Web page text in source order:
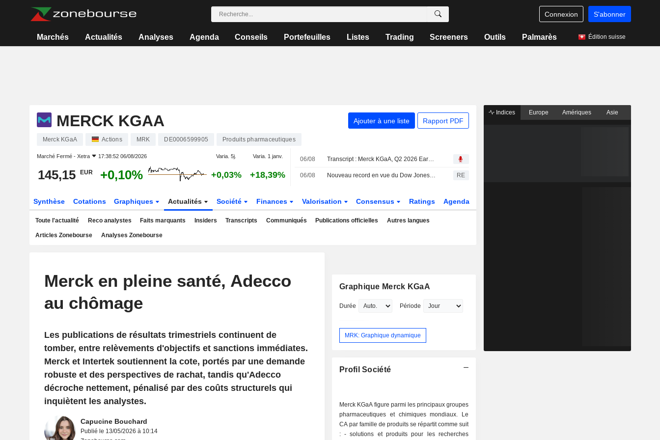
Connexion S'abonner
Marchés Actualités Analyses Agenda Conseils Portefeuilles Listes Trading Screeners Outils Palmarès Édition suisse
MERCK KGAA Ajouter à une liste Rapport PDF
Merck KGaA Actions MRK DE0006599905 Produits pharmaceutiques
Marché Fermé - Xetra 17:38:52 06/08/2026 Varia. 5j. Varia. 1 janv.
145,15 EUR +0,10% +0,03% +18,39%
06/08 Transcript : Merck KGaA, Q2 2026 Earnings Call, Aug 06, 2026
06/08 Nouveau record en vue du Dow Jones, l'Europe aussi sur des sommets RE
Synthèse Cotations Graphiques Actualités Société Finances Valorisation Consensus Ratings Agenda
Toute l'actualité Reco analystes Faits marquants Insiders Transcripts Communiqués Publications officielles Autres langues
Articles Zonebourse Analyses Zonebourse
Merck en pleine santé, Adecco
au chômage
Les publications de résultats trimestriels continuent de
tomber, entre relèvements d'objectifs et sanctions immédiates.
Merck et Intertek soutiennent la cote, portés par une demande
robuste et des perspectives de rachat, tandis qu'Adecco
décroche nettement, pénalisé par des coûts structurels qui
inquiètent les analystes.
Capucine Bouchard
Publié le 13/05/2026 à 10:14
Graphique Merck KGaA
Durée Période
MRK: Graphique dynamique
Profil Société
Merck KGaA figure parmi les principaux groupes
pharmaceutiques et chimiques mondiaux. Le
CA par famille de produits se répartit comme suit
: - solutions et produits pour les recherches
Indices Europe Amériques Asie